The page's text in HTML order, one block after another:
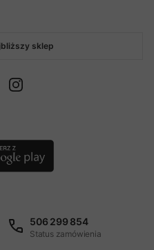
sklep
506 299 854
Status zamówienia